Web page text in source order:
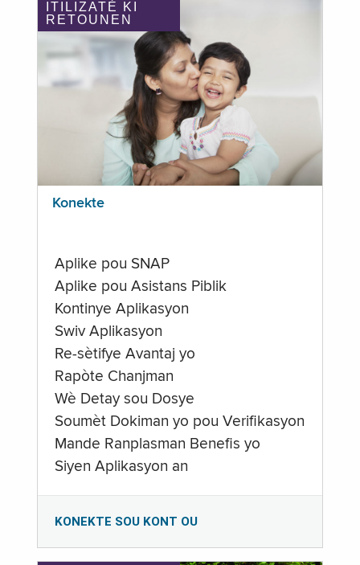
ITILIZATÈ KI
RETOUNEN
Konekte
Aplike pou SNAP
Aplike pou Asistans Piblik
Kontinye Aplikasyon
Swiv Aplikasyon
Re-sètifye Avantaj yo
Rapòte Chanjman
Wè Detay sou Dosye
Soumèt Dokiman yo pou Verifikasyon
Mande Ranplasman Benefis yo
Siyen Aplikasyon an
KONEKTE SOU KONT OU